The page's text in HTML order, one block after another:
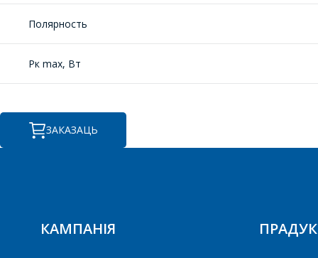
Полярность
Рк max, Вт
ЗАКАЗАЦЬ
КАМПАНІЯ